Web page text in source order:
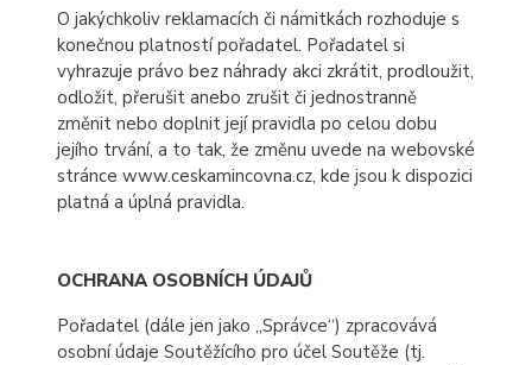
O jakýchkoliv reklamacích či námitkách rozhoduje s
konečnou platností pořadatel. Pořadatel si
vyhrazuje právo bez náhrady akci zkrátit, prodloužit,
odložit, přerušit anebo zrušit či jednostranně
změnit nebo doplnit její pravidla po celou dobu
jejího trvání, a to tak, že změnu uvede na webovské
stránce www.ceskamincovna.cz, kde jsou k dispozici
platná a úplná pravidla.
OCHRANA OSOBNÍCH ÚDAJŮ
Pořadatel (dále jen jako „Správce“) zpracovává
osobní údaje Soutěžícího pro účel Soutěže (tj.